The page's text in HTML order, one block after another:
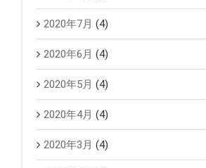
2020年7月 (4)
2020年6月 (4)
2020年5月 (4)
2020年4月 (4)
2020年3月 (4)